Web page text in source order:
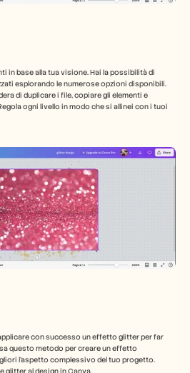
in base alla tua visione. Hai la possibilità di
esplorando le numerose opzioni disponibili.
di duplicare i file, copiare gli elementi e
ogni livello in modo che si allinei con i tuoi
con successo un effetto glitter per far
questo metodo per creare un effetto
l'aspetto complessivo del tuo progetto.